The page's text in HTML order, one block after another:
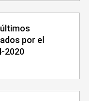
por el
2020